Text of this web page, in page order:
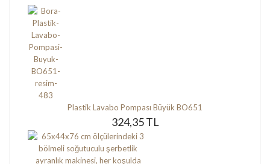
Plastik Lavabo Pompası Büyük BO651
324,35 TL